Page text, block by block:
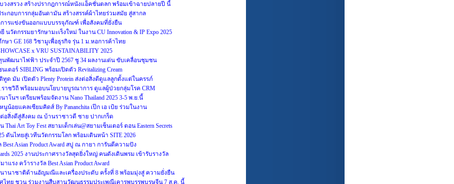
วงสรวง สร้างปรากฎการณ์หนังแอ็คชั่นตลก พร้อมเข้าฉายปลายปี นี้
ะกอบการกลุ่มอันดามัน สร้างสรรค์ผ้าไทยร่วมสมัย สู่สากล
ารแข่งขันออกแบบบรรจุภัณฑ์ เพื่อสังคมที่ยั่งยืน
วัตกรรมยารักษามะเร็งใหม่ ในงาน CU Innovation & IP Expo 2025
า GE 168 วิชามูเพื่อธุรกิจ รุ่น 1 ม.หอการค้าไทย
x VRU SUSTAINABILITY 2025
นพัฒนาไฟฟ้า ประจำปี 2567 ชู 34 ผลงานเด่น ขับเคลื่อนชุมชน
ตอร์ SIBLING พร้อมเปิดตัว Revitalizing Cream
ด มัม เปิดตัว Plenty Protein ส่งต่อสิ่งดีดูแลลูกตั้งแต่ในครรภ์
าชวิถี พร้อมมอบนโยบายบูรณาการ ดูแลผู้ป่วยกลุ่มโรค CRM
โนฯ เตรียมพร้อมจัดงาน Nano Thailand 2025 3-5 พ.ย.นี้
อยแคลเซียมคิดส์ By Pananchita เป๊ก เอ เป้ย ร่วมในงาน
อสิ่งดีสู่สังคม ณ บ้านราชาวดี ชาย ปากเกร็ด
Art Toy Fest สยามเด็กเล่น@สยามเซ็นเตอร์ ตอน Eastern Secrets
ดันไทยสู่เวทีนวัตกรรมโลก พร้อมเดินหน้า SITE 2026
Asian Product Award สบู่ ณ กายา การันตีความปัง
2025 งานประกาศรางวัลสุดยิ่งใหญ่ คนดังเดินพรม เข้ารับรางวัล
แรง คว้ารางวัล Best Asian Product Award
านาชาติด้านอัญมณีและเครื่องประดับ ครั้งที่ 8 พร้อมมุ่งสู่ ความยั่งยืน
ทย ชวน ร่วมงานสืบสานวัฒนธรรมประเพณีเคารพบรรพบุรุษจีน 7 ส.ค. นี้